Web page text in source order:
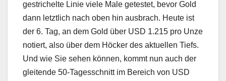
gestrichelte Linie viele Male getestet, bevor Gold
dann letztlich nach oben hin ausbrach. Heute ist
der 6. Tag, an dem Gold über USD 1.215 pro Unze
notiert, also über dem Höcker des aktuellen Tiefs.
Und wie Sie sehen können, kommt nun auch der
gleitende 50-Tagesschnitt im Bereich von USD